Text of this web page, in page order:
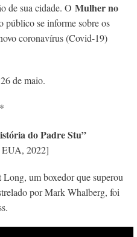
de sua cidade. O Mulher no
público se informe sobre os
coronavírus (Covid-19)
de maio.
*
do Padre Stu”
EUA, 2022]
um boxedor que superou
por Mark Whalberg, foi